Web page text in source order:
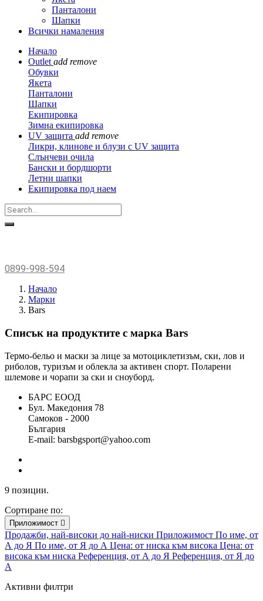
Панталони
Шапки
Всички намаления
Начало
Outlet add remove
Обувки
Якета
Панталони
Шапки
Екипировка
Зимна екипировка
UV защита add remove
Ликри, клинове и блузи с UV защита
Слънчеви очила
Бански и бордшорти
Летни шапки
Екипировка под наем
0899-998-594
Начало
Марки
Bars
Списък на продуктите с марка Bars
Термо-бельо и маски за лице за мотоциклетизъм, ски, лов и
риболов, туризъм и облекла за активен спорт. Поларени
шлемове и чорапи за ски и сноуборд.
БАРС ЕООД
Бул. Македония 78
Самоков - 2000
България
E-mail: barsbgsport@yahoo.com
9 позиции.
Сортиране по:
Приложимост 
Продажби, най-високи до най-ниски Приложимост По име, от
А до Я По име, от Я до А Цена: от ниска към висока Цена: от
висока към ниска Референция, от А до Я Референция, от Я до
А
Активни филтри